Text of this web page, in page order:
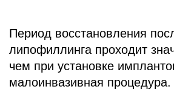
Период восстановления
липофиллинга проходит
чем при установке
малоинвазивная